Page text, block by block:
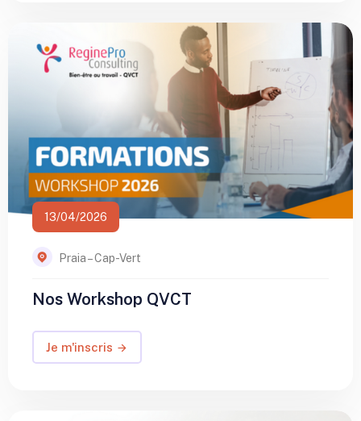
13/04/2026
Praia – Cap-Vert
Nos Workshop QVCT
Je m'inscris